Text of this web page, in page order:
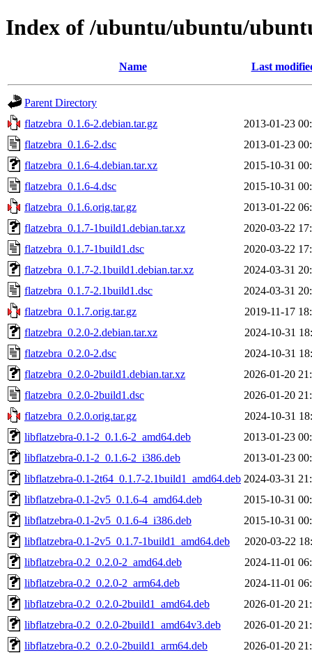
Index of /ubuntu/ubuntu/
Name Last
Parent Directory
flatzebra_0.1.6-2.debian.tar.gz
2013-01-23
flatzebra_0.1.6-2.dsc
2013-01-23
flatzebra_0.1.6-4.debian.tar.xz
2015-10-31
flatzebra_0.1.6-4.dsc
2015-10-31
flatzebra_0.1.6.orig.tar.gz
2013-01-22
flatzebra_0.1.7-1build1.debian.tar.xz
2020-03-22
flatzebra_0.1.7-1build1.dsc
2020-03-22
flatzebra_0.1.7-2.1build1.debian.tar.xz
2024-03-31
flatzebra_0.1.7-2.1build1.dsc
2024-03-31
flatzebra_0.1.7.orig.tar.gz
2019-11-17
flatzebra_0.2.0-2.debian.tar.xz
2024-10-31
flatzebra_0.2.0-2.dsc
2024-10-31
flatzebra_0.2.0-2build1.debian.tar.xz
2026-01-20
flatzebra_0.2.0-2build1.dsc
2026-01-20
flatzebra_0.2.0.orig.tar.gz
2024-10-31
libflatzebra-0.1-2_0.1.6-2_amd64.deb
2013-01-23
libflatzebra-0.1-2_0.1.6-2_i386.deb
2013-01-23
libflatzebra-0.1-2t64_0.1.7-2.1build1_amd64.deb 2024-03-31
libflatzebra-0.1-2v5_0.1.6-4_amd64.deb
2015-10-31
libflatzebra-0.1-2v5_0.1.6-4_i386.deb
2015-10-31
libflatzebra-0.1-2v5_0.1.7-1build1_amd64.deb
2020-03-22
libflatzebra-0.2_0.2.0-2_amd64.deb
2024-11-01
libflatzebra-0.2_0.2.0-2_arm64.deb
2024-11-01
libflatzebra-0.2_0.2.0-2build1_amd64.deb
2026-01-20
libflatzebra-0.2_0.2.0-2build1_amd64v3.deb
2026-01-20
libflatzebra-0.2_0.2.0-2build1_arm64.deb
2026-01-20